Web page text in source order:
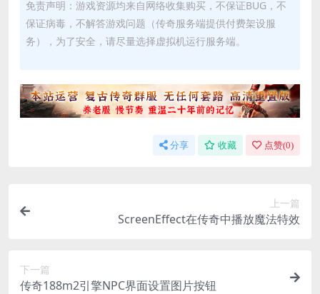
免责声明：游戏资源均来自网络收集购买，不保证BUG，不
保证病毒，不解答游戏问题（传奇服务端提供付费架设服
务），为了安全，请尽量选择虚拟机运行服务端。
分享 收藏 点赞(0)
上一篇
ScreenEffect在传奇中播放魔法特效
下一篇
传奇188m2引擎NPC界面设置图片按钮